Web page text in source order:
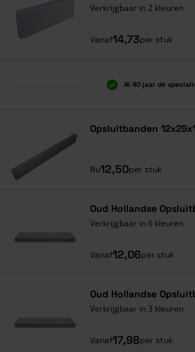
Verkrijgbaar in 2 kleuren
Vanaf14,73per stuk
Al 40 jaar dé
Opsluitbanden
Nu12,50per stuk
Oud Hollandse
Verkrijgbaar in 6 kleuren
Vanaf12,06per stuk
Oud Hollandse
Verkrijgbaar in 3 kleuren
Vanaf17,98per stuk